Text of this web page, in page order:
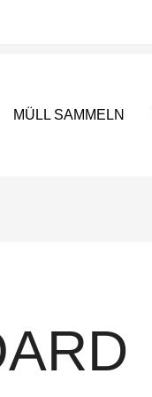
MÜLL SAMMELN